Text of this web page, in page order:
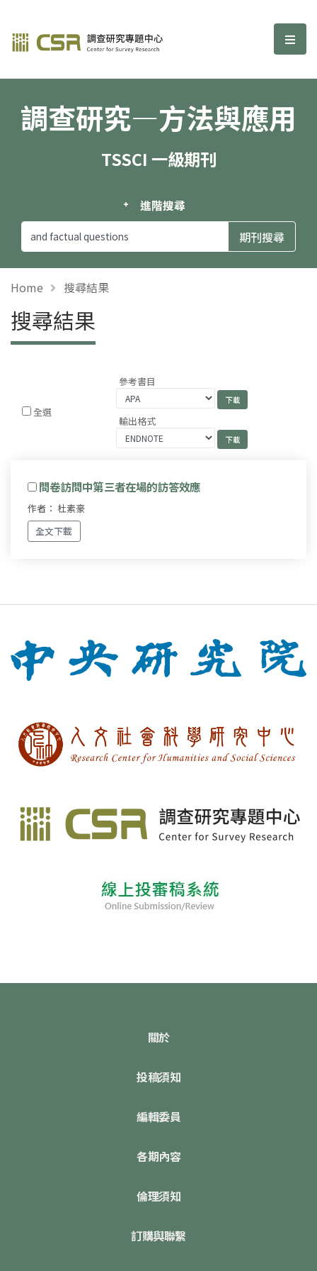
調查研究—方法與應用期刊 選
調查研究—方法與應用
TSSCI 一級期刊
進階搜尋
Home 搜尋結果
搜尋結果
全選
參考書目
輸出格式
問卷訪問中第三者在場的訪答效應
作者： 杜素豪
全文下載
關於
投稿須知
編輯委員
各期內容
倫理須知
訂購與聯繫